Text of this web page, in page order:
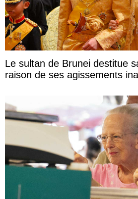
Le sultan de Brunei destitue
raison de ses agissements